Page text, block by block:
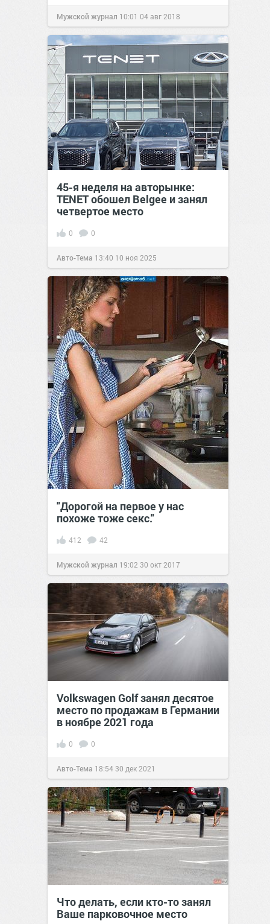
Мужской журнал 10:01 04 авг 2018
45-я неделя на авторынке:
TENET обошел Belgee и занял
четвертое место
0 0
Авто-Тема 13:40 10 ноя 2025
"Дорогой на первое у нас
похоже тоже ceкc."
412 42
Мужской журнал 19:02 30 окт 2017
Volkswagen Golf занял десятое
место по продажам в Германии
в ноябре 2021 года
0 0
Авто-Тема 18:54 30 дек 2021
Что делать, если кто-то занял
Ваше парковочное место